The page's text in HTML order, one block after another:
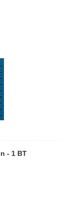
- 1 BT